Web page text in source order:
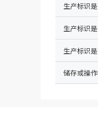
生产标识
生产标识
生产标识
储存或操